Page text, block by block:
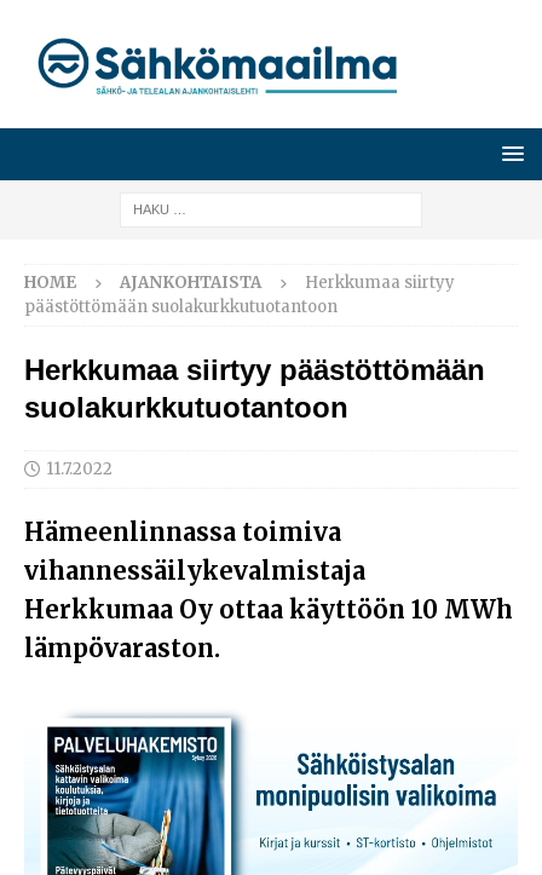
HOME AJANKOHTAISTA
Herkkumaa siirtyy
päästöttömään suolakurkkutuotantoon
Herkkumaa siirtyy päästöttömään
suolakurkkutuotantoon
11.7.2022
Hämeenlinnassa toimiva
vihannessäilykevalmistaja
Herkkumaa Oy ottaa käyttöön 10 MWh
lämpövaraston.